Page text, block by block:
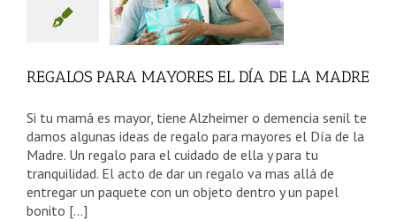
DE LA
REGALOS PARA MAYORES EL DÍA DE LA MADRE
Si tu mamá es mayor, tiene Alzheimer o demencia senil te
damos algunas ideas de regalo para mayores el Día de la
Madre. Un regalo para el cuidado de ella y para tu
tranquilidad. El acto de dar un regalo va mas allá de
entregar un paquete con un objeto dentro y un papel
bonito [...]